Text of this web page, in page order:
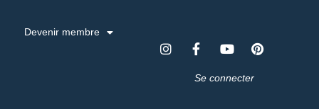
Devenir membre
Se connecter